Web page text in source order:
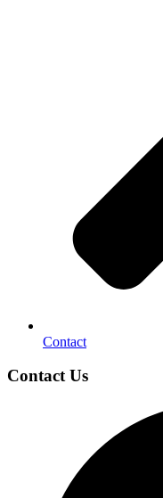
Contact
Contact Us